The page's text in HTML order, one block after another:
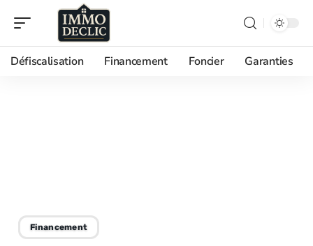
Défiscalisation Financement Foncier Garanties
Financement